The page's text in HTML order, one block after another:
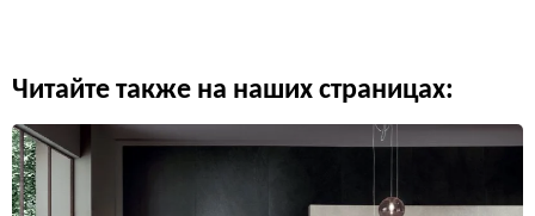
Читайте также на наших страницах: